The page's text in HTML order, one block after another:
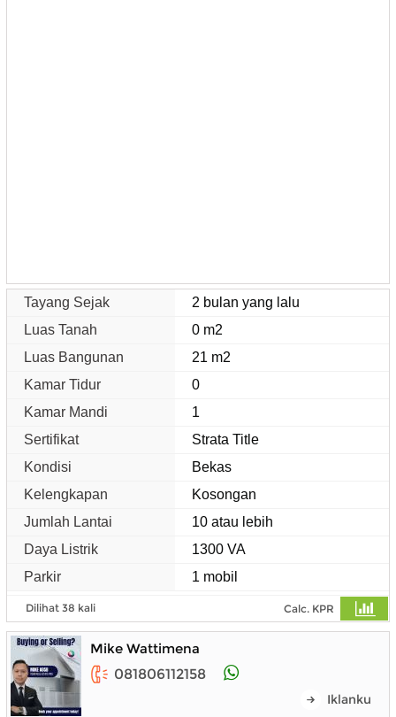
Tayang Sejak
2 bulan yang lalu
Luas Tanah
0 m2
Luas Bangunan
21 m2
Kamar Tidur
0
Kamar Mandi
1
Sertifikat
Strata Title
Kondisi
Bekas
Kelengkapan
Kosongan
Jumlah Lantai
10 atau lebih
Daya Listrik
1300 VA
Parkir
1 mobil
Dilihat 38 kali Calc. KPR
Mike Wattimena
081806112158
Iklanku